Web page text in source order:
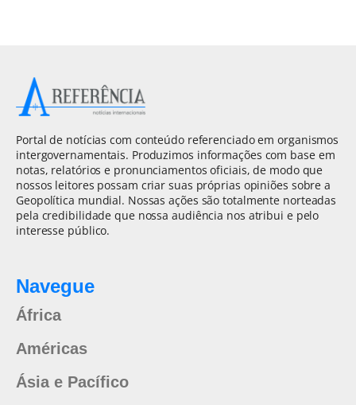
Portal de notícias com conteúdo referenciado em organismos
intergovernamentais. Produzimos informações com base em
notas, relatórios e pronunciamentos oficiais, de modo que
nossos leitores possam criar suas próprias opiniões sobre a
Geopolítica mundial. Nossas ações são totalmente norteadas
pela credibilidade que nossa audiência nos atribui e pelo
interesse público.
Navegue
África
Américas
Ásia e Pacífico